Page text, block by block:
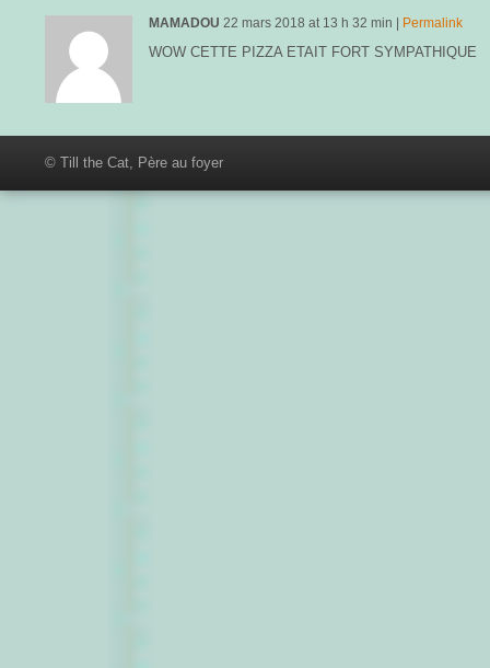
MAMADOU 22 mars 2018 at 13 h 32 min | Permalink
WOW CETTE PIZZA ETAIT FORT SYMPATHIQUE
© Till the Cat, Père au foyer